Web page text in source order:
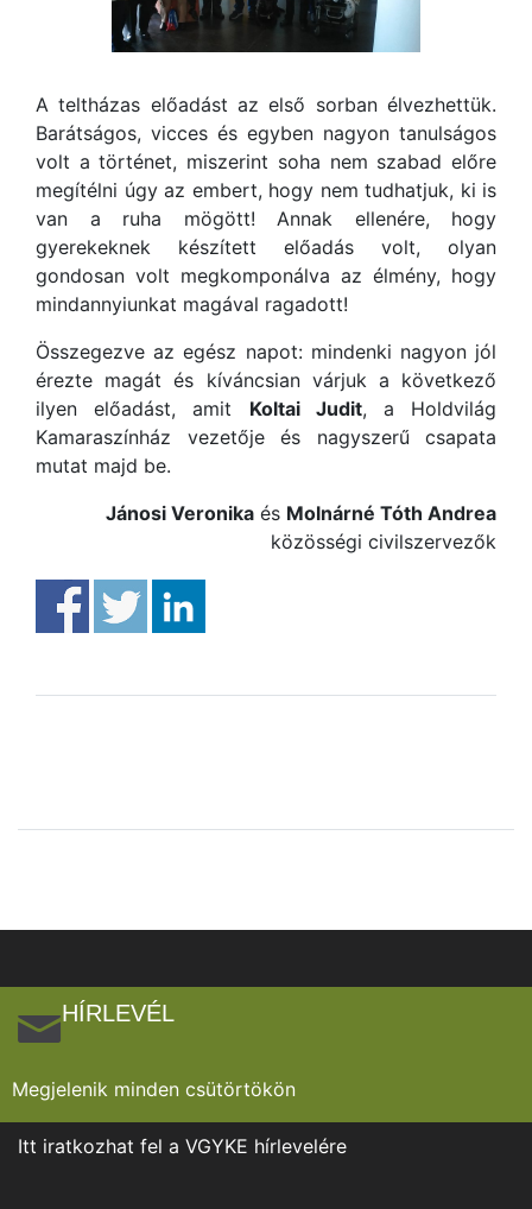
A teltházas előadást az első sorban élvezhettük.
Barátságos, vicces és egyben nagyon tanulságos
volt a történet, miszerint soha nem szabad előre
megítélni úgy az embert, hogy nem tudhatjuk, ki is
van a ruha mögött! Annak ellenére, hogy
gyerekeknek készített előadás volt, olyan
gondosan volt megkomponálva az élmény, hogy
mindannyiunkat magával ragadott!
Összegezve az egész napot: mindenki nagyon jól
érezte magát és kíváncsian várjuk a következő
ilyen előadást, amit Koltai Judit, a Holdvilág
Kamaraszínház vezetője és nagyszerű csapata
mutat majd be.
Jánosi Veronika és Molnárné Tóth Andrea
közösségi civilszervezők
HÍRLEVÉL
Megjelenik minden csütörtökön
Itt iratkozhat fel a VGYKE hírlevelére